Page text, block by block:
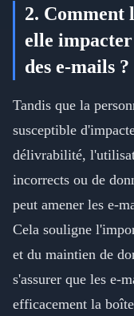
2. Comment
elle
des e-mails ?
Tandis que la
susceptible
délivrabilité,
incorrects ou de
peut amener les e-
Cela souligne
et du maintien de
s'assurer que les e-
efficacement la